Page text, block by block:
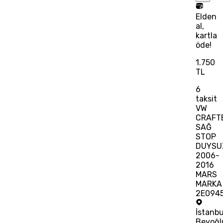
Elden
al,
kartla
öde!
1.750
TL
6
taksit
VW
SAĞ
STOP
2006-
2016
MARS
MARKA